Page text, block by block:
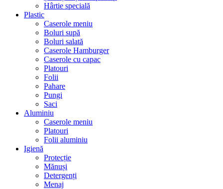
Hârtie specială
Plastic
Caserole meniu
Boluri supă
Boluri salată
Caserole Hamburger
Caserole cu capac
Platouri
Folii
Pahare
Pungi
Saci
Aluminiu
Caserole meniu
Platouri
Folii aluminiu
Igienă
Protecție
Mănuși
Detergenți
Menaj